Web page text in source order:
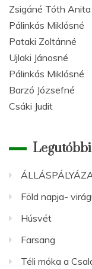
Zsigáné Tóth Anita
Pálinkás Miklósné
Pataki Zoltánné
Ujlaki Jánosné
Pálinkás Miklósné
Barzó Józsefné
Csáki Judit
Föld napja-
Húsvét
Farsang
Téli móka a